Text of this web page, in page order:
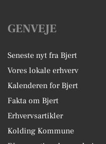
GENVEJE
Seneste nyt fra Bjert
Vores lokale erhverv
Kalenderen for Bjert
Fakta om Bjert
Erhvervsartikler
Kolding Kommune